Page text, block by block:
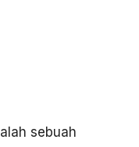
sebuah